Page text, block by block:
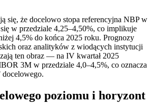
się, że docelowo stopa referencyjna NBP w
w przedziale 4,25–4,50%, co implikuje
4,5% do końca 2025 roku. Prognozy
oraz analityków z wiodących instytucji
ten obraz — na IV kwartał 2025
3M w przedziale 4,0–4,5%, co oznacza
poziomu i horyzont